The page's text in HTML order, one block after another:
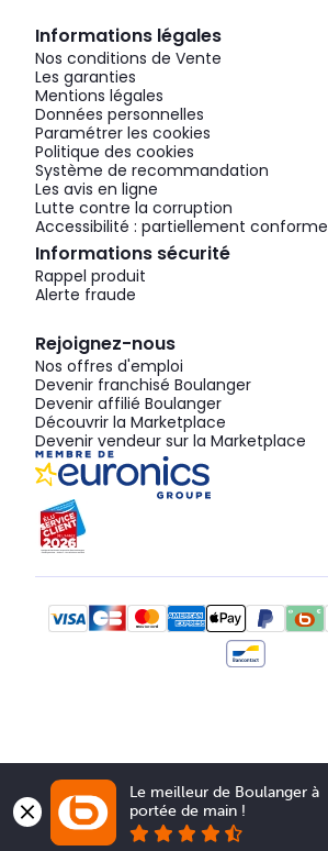
Informations légales
Nos conditions de Vente
Les garanties
Mentions légales
Données personnelles
Paramétrer les cookies
Politique des cookies
Système de recommandation
Les avis en ligne
Lutte contre la corruption
Accessibilité : partiellement conforme
Informations sécurité
Rappel produit
Alerte fraude
Rejoignez-nous
Nos offres d'emploi
Devenir franchisé Boulanger
Devenir affilié Boulanger
Découvrir la Marketplace
Devenir vendeur sur la Marketplace
Le meilleur de Boulanger à
portée de main !